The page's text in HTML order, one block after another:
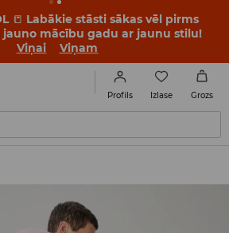
📒 Labākie stāsti sākas vēl pirms
jauno mācību gadu ar jaunu stilu!
Viņai
Viņam
Profils Izlase Grozs